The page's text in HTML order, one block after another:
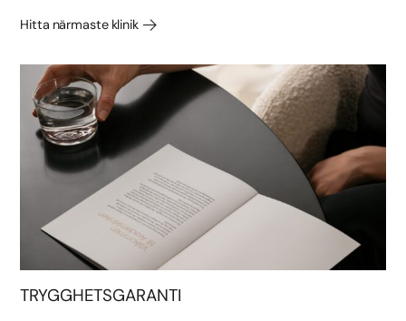
Hitta närmaste klinik
TRYGGHETSGARANTI